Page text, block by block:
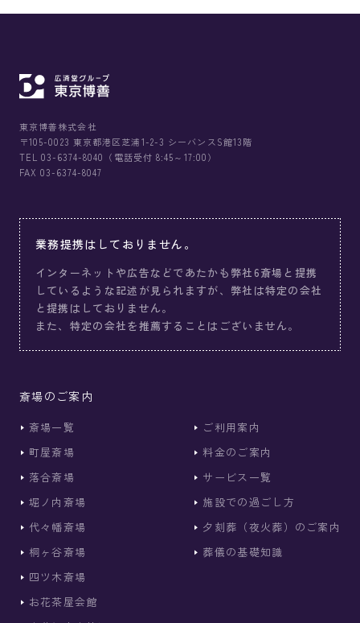
東京博善株式会社
〒105-0023 東京都港区芝浦1-2-3 シーバンスS館13階
TEL 03-6374-8040（電話受付 8:45～17:00）
FAX 03-6374-8047
業務提携はしておりません。
インターネットや広告などであたかも弊社6斎場と提携
しているような記述が見られますが、弊社は特定の会社
と提携はしておりません。
また、特定の会社を推薦することはございません。
斎場のご案内
斎場一覧
町屋斎場
落合斎場
堀ノ内斎場
代々幡斎場
桐ヶ谷斎場
四ツ木斎場
お花茶屋会館
ご利用案内
料金のご案内
サービス一覧
施設での過ごし方
夕刻葬（夜火葬）のご案内
葬儀の基礎知識